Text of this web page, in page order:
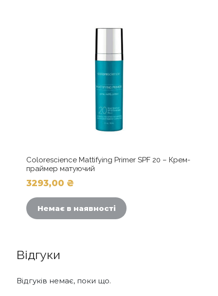
Colorescience Mattifying Primer SPF 20 – Крем-
праймер матуючий
3293,00 ₴
Немає в наявності
Відгуки
Відгуків немає, поки що.